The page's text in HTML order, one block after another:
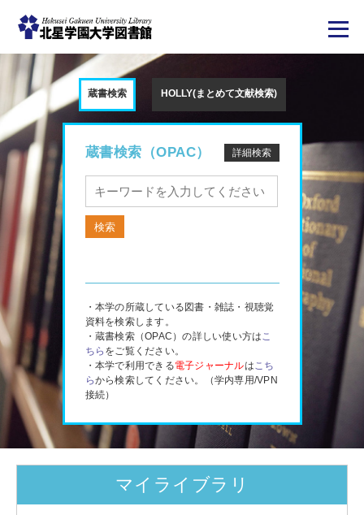
ン
ン
ツ
に
移
動
蔵書検索
蔵書検索（OPAC） 詳細検索
・本学の所蔵している図書・雑誌・視聴覚
資料を検索します。
・蔵書検索（OPAC）の詳しい使い方はこ
ちら をご覧ください。
・本学で利用できる電子ジャーナルはこち
らから検索してください。（学内専用/VPN
接続）
HOLLY(まとめて文献検索)
マイライブラリ